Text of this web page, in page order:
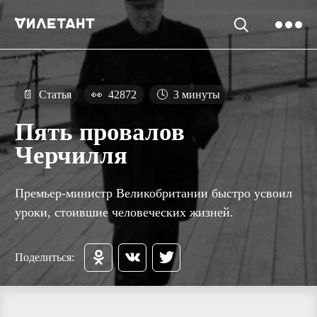
📄 Статья 👀 42872 🕓 3 минуты
Пять провалов
Черчилля
Премьер-министр Великобритании быстро усвоил
уроки, стоившие человеческих жизней.
Поделиться: